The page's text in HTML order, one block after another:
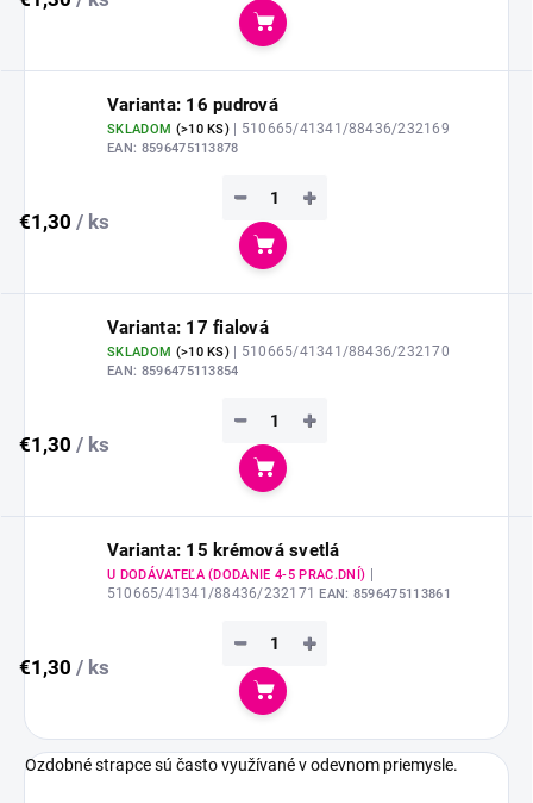
Do košíka
Varianta: 16 pudrová
SKLADOM (>10 KS) | 510665/41341/88436/232169
EAN: 8596475113878
€1,30 / ks
+
−
Do košíka
Varianta: 17 fialová
SKLADOM (>10 KS) | 510665/41341/88436/232170
EAN: 8596475113854
€1,30 / ks
+
−
Do košíka
Varianta: 15 krémová svetlá
U DODÁVATEĽA (DODANIE 4-5 PRAC.DNÍ)
510665/41341/88436/232171EAN: 8596475113861
€1,30 / ks
+
−
Do košíka
Ozdobné strapce sú často využívané v odevnom priemysle.